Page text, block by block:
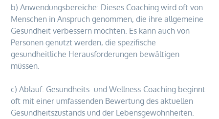
b) Anwendungsbereiche: Dieses Coaching wird oft von
Menschen in Anspruch genommen, die ihre allgemeine
Gesundheit verbessern möchten. Es kann auch von
Personen genutzt werden, die spezifische
gesundheitliche Herausforderungen bewältigen
müssen.
c) Ablauf: Gesundheits- und Wellness-Coaching beginnt
oft mit einer umfassenden Bewertung des aktuellen
Gesundheitszustands und der Lebensgewohnheiten.